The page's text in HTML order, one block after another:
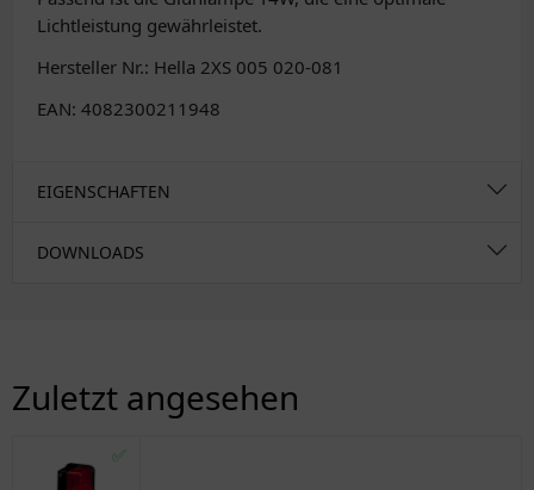
Lichtleistung gewährleistet.
Hersteller Nr.: Hella 2XS 005 020-081
EAN: 4082300211948
EIGENSCHAFTEN
DOWNLOADS
Zuletzt angesehen
✅